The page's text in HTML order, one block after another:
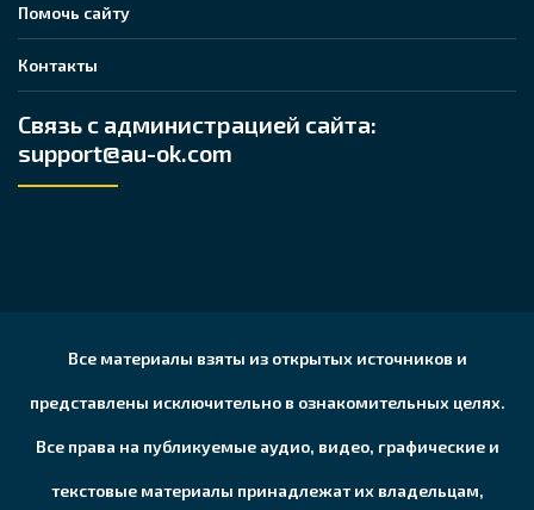
Помочь сайту
Контакты
Связь с администрацией сайта:
support@au-ok.com
Все материалы взяты из открытых источников и
представлены исключительно в ознакомительных целях.
Все права на публикуемые аудио, видео, графические и
текстовые материалы принадлежат их владельцам,